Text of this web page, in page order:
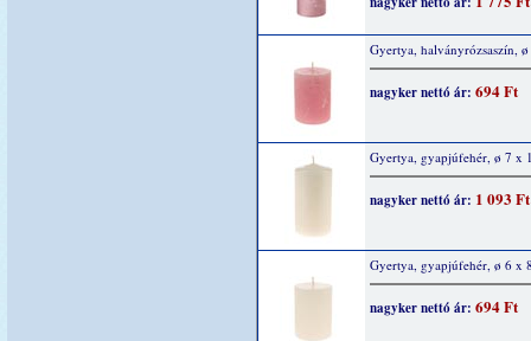
Gyertya, halványrózsaszín,
nagyker nettó ár: 694 Ft
Gyertya, gyapjúfehér, ø 7 x
nagyker nettó ár: 1 093 Ft
Gyertya, gyapjúfehér, ø 6 x
nagyker nettó ár: 694 Ft